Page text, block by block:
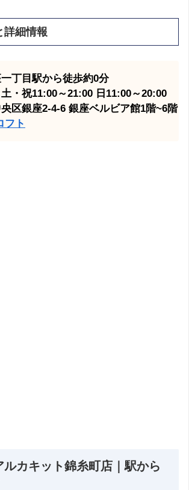
詳細情報
丁目駅から徒歩約0分
・祝11:00～21:00 日11:00～20:00
区銀座2-4-6 銀座ベルビア館1階~6階
フト
ルカキット錦糸町店｜駅から